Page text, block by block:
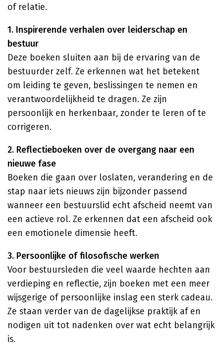
of relatie.
1. Inspirerende verhalen over leiderschap en
bestuur
Deze boeken sluiten aan bij de ervaring van de
bestuurder zelf. Ze erkennen wat het betekent
om leiding te geven, beslissingen te nemen en
verantwoordelijkheid te dragen. Ze zijn
persoonlijk en herkenbaar, zonder te leren of te
corrigeren.
2. Reflectieboeken over de overgang naar een
nieuwe fase
Boeken die gaan over loslaten, verandering en de
stap naar iets nieuws zijn bijzonder passend
wanneer een bestuurslid echt afscheid neemt van
een actieve rol. Ze erkennen dat een afscheid ook
een emotionele dimensie heeft.
3. Persoonlijke of filosofische werken
Voor bestuursleden die veel waarde hechten aan
verdieping en reflectie, zijn boeken met een meer
wijsgerige of persoonlijke inslag een sterk cadeau.
Ze staan verder van de dagelijkse praktijk af en
nodigen uit tot nadenken over wat echt belangrijk
is.